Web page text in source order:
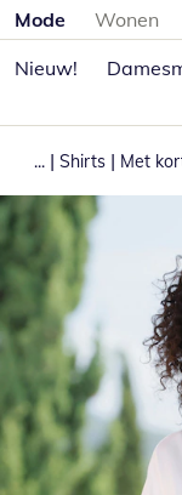
Mode Wonen
Nieuw!
... | Shirts | Met